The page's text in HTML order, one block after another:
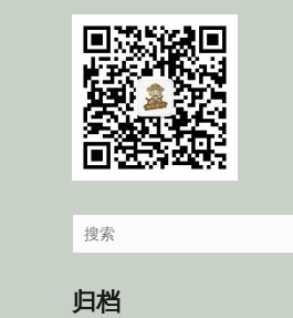
Search
for:
归档